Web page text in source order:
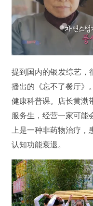
提到国内的银发综艺，
播出的《忘不了餐厅》
健康科普课。店长黄渤
服务生，经营一家可能
上是一种非药物治疗
认知功能衰退。